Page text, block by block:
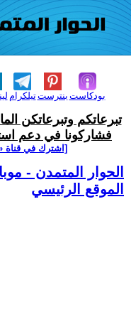
تيلكرامبنترست بودكاست
تبرعاتكم وتبرعاتكن
فشاركونا في دعم
[اشترك في قناة
الحوار المتمدن -
الموقع الرئيسي